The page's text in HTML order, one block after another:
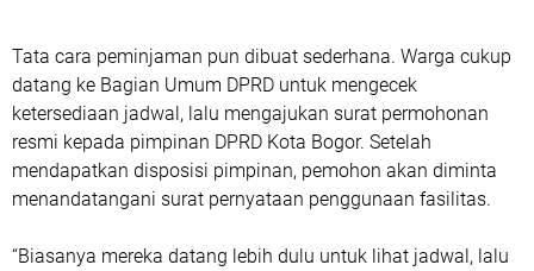
Tata cara peminjaman pun dibuat sederhana. Warga cukup
datang ke Bagian Umum DPRD untuk mengecek
ketersediaan jadwal, lalu mengajukan surat permohonan
resmi kepada pimpinan DPRD Kota Bogor. Setelah
mendapatkan disposisi pimpinan, pemohon akan diminta
menandatangani surat pernyataan penggunaan fasilitas.
“Biasanya mereka datang lebih dulu untuk lihat jadwal, lalu